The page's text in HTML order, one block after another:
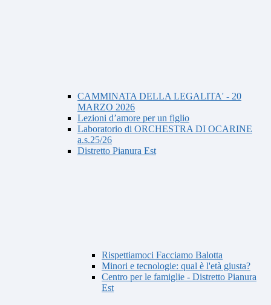
CAMMINATA DELLA LEGALITA' - 20
MARZO 2026
Lezioni d’amore per un figlio
Laboratorio di ORCHESTRA DI OCARINE
a.s.25/26
Distretto Pianura Est
Rispettiamoci Facciamo Balotta
Minori e tecnologie: qual è l'età giusta?
Centro per le famiglie - Distretto Pianura
Est